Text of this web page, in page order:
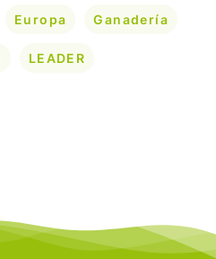
Europa Ganadería
LEADER